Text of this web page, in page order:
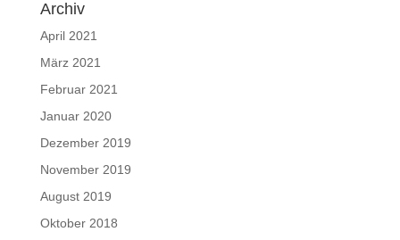
Archiv
April 2021
März 2021
Februar 2021
Januar 2020
Dezember 2019
November 2019
August 2019
Oktober 2018